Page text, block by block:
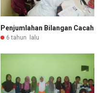
Penjumlahan Bilangan Cacah
6 tahun lalu